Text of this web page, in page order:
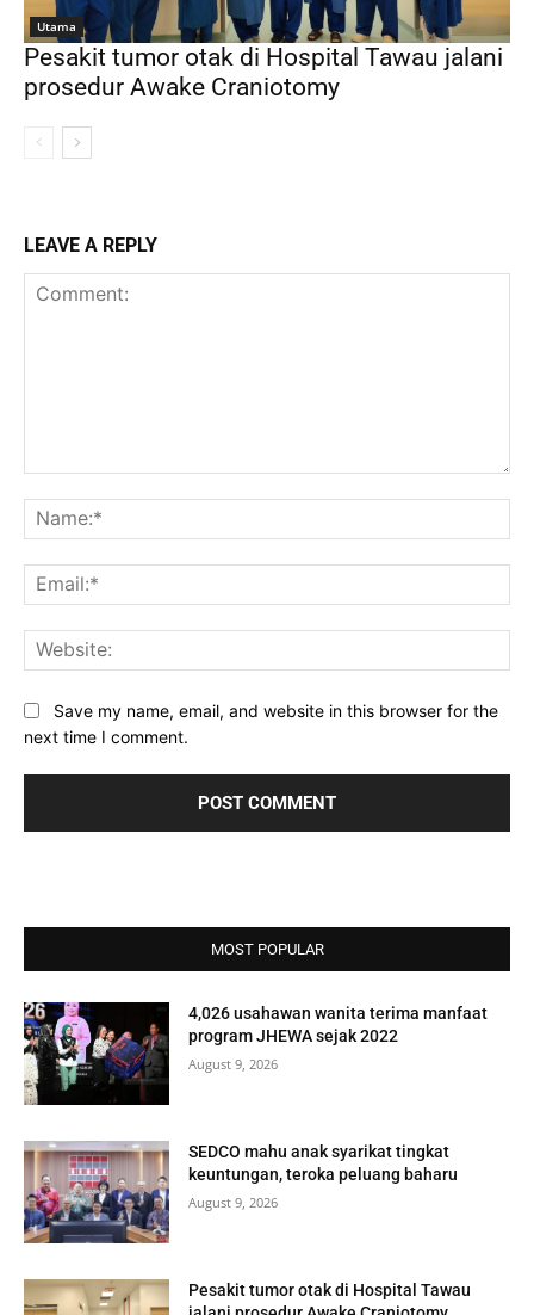
Utama
Pesakit tumor otak di Hospital Tawau jalani
prosedur Awake Craniotomy
LEAVE A REPLY
Save my name, email, and website in this browser for the
next time I comment.
MOST POPULAR
4,026 usahawan wanita terima manfaat
program JHEWA sejak 2022
August 9, 2026
SEDCO mahu anak syarikat tingkat
keuntungan, teroka peluang baharu
August 9, 2026
Pesakit tumor otak di Hospital Tawau